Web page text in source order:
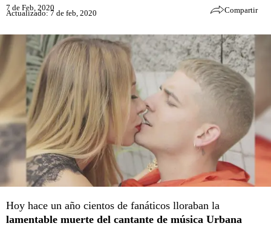
7 de Feb, 2020
Actualizado: 7 de feb, 2020 Compartir
Hoy hace un año cientos de fanáticos lloraban la
lamentable muerte del cantante de música Urbana